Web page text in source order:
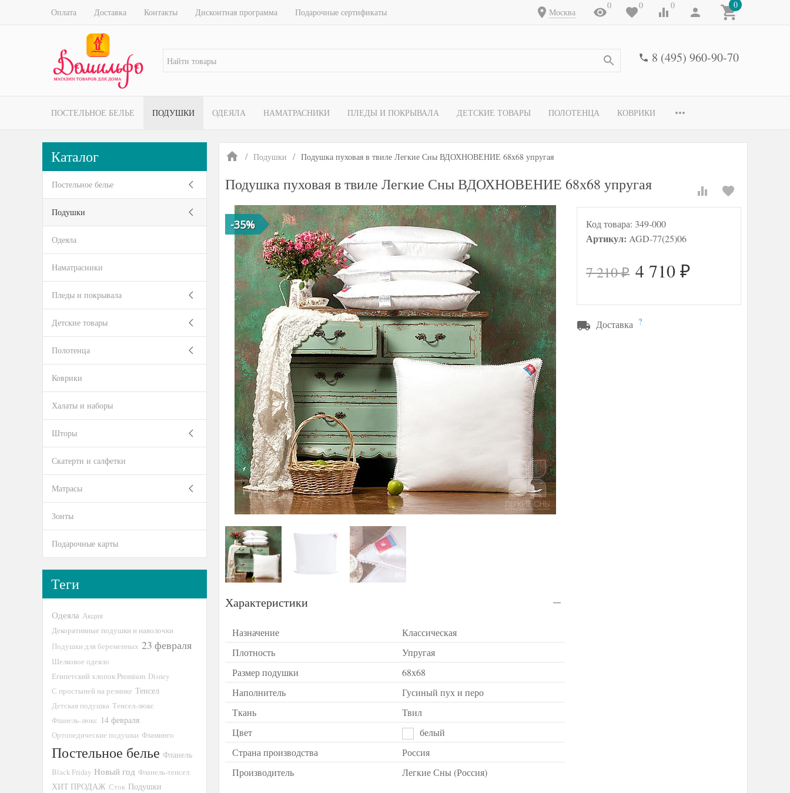
Оплата Доставка Контакты Дисконтная программа Подарочные сертификаты Москва
0 0 0 0
8 (495) 960-90-70
ПОСТЕЛЬНОЕ БЕЛЬЕ ПОДУШКИ ОДЕЯЛА НАМАТРАСНИКИ ПЛЕДЫ И ПОКРЫВАЛА ДЕТСКИЕ ТОВАРЫ ПОЛОТЕНЦА КОВРИКИ
Подушки Подушка пуховая в твиле Легкие Сны ВДОХНОВЕНИЕ 68х68 упругая
Подушка пуховая в твиле Легкие Сны ВДОХНОВЕНИЕ 68х68 упругая
-35% Код товара: 349-000
Артикул: AGD-77(25)06
7 210₽ 4 710 ₽
Доставка ?
Характеристики
Назначение
Классическая
Плотность
Упругая
Размер подушки
68х68
Наполнитель
Гусиный пух и перо
Ткань
Твил
Цвет
белый
Страна производства
Россия
Производитель
Легкие Сны (Россия)
Каталог
Постельное белье
Подушки
Одеяла
Наматрасники
Пледы и покрывала
Детские товары
Полотенца
Коврики
Халаты и наборы
Шторы
Скатерти и салфетки
Матрасы
Зонты
Подарочные карты
Теги
Одеяла Акция
Декоративные подушки и наволочки
Подушки для беременных 23 февраля
Шелковое одеяло
Египетский хлопок Premium Disney
С простыней на резинке Тенсел
Детская подушка Тенсел-люкс
Фланель-люкс 14 февраля
Ортопедические подушки Фламинго
Постельное белье Фланель
Black Friday Новый год Фланель-тенсел
ХИТ ПРОДАЖ Сток Подушки